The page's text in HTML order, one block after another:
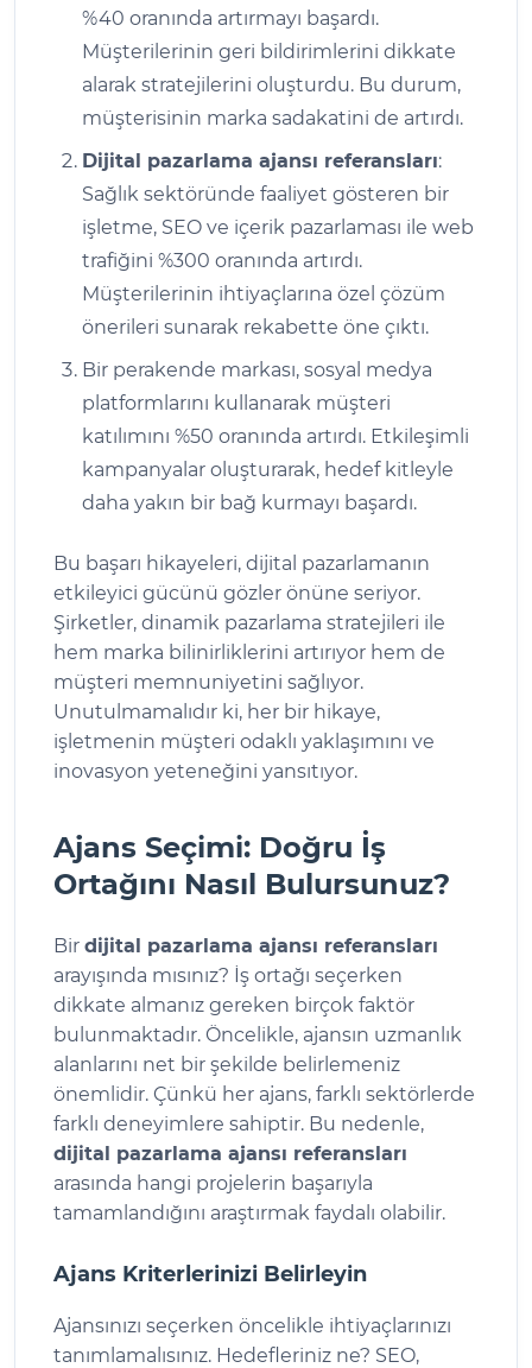
%40 oranında artırmayı başardı.
Müşterilerinin geri bildirimlerini dikkate
alarak stratejilerini oluşturdu. Bu durum,
müşterisinin marka sadakatini de artırdı.
Dijital pazarlama ajansı referansları:
Sağlık sektöründe faaliyet gösteren bir
işletme, SEO ve içerik pazarlaması ile web
trafiğini %300 oranında artırdı.
Müşterilerinin ihtiyaçlarına özel çözüm
önerileri sunarak rekabette öne çıktı.
Bir perakende markası, sosyal medya
platformlarını kullanarak müşteri
katılımını %50 oranında artırdı. Etkileşimli
kampanyalar oluşturarak, hedef kitleyle
daha yakın bir bağ kurmayı başardı.
Bu başarı hikayeleri, dijital pazarlamanın
etkileyici gücünü gözler önüne seriyor.
Şirketler, dinamik pazarlama stratejileri ile
hem marka bilinirliklerini artırıyor hem de
müşteri memnuniyetini sağlıyor.
Unutulmamalıdır ki, her bir hikaye,
işletmenin müşteri odaklı yaklaşımını ve
inovasyon yeteneğini yansıtıyor.
Ajans Seçimi: Doğru İş
Ortağını Nasıl Bulursunuz?
Bir dijital pazarlama ajansı referansları
arayışında mısınız? İş ortağı seçerken
dikkate almanız gereken birçok faktör
bulunmaktadır. Öncelikle, ajansın uzmanlık
alanlarını net bir şekilde belirlemeniz
önemlidir. Çünkü her ajans, farklı sektörlerde
farklı deneyimlere sahiptir. Bu nedenle,
dijital pazarlama ajansı referansları
arasında hangi projelerin başarıyla
tamamlandığını araştırmak faydalı olabilir.
Ajans Kriterlerinizi Belirleyin
Ajansınızı seçerken öncelikle ihtiyaçlarınızı
tanımlamalısınız. Hedefleriniz ne? SEO,